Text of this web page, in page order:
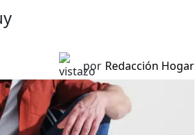
por Redacción Hogar